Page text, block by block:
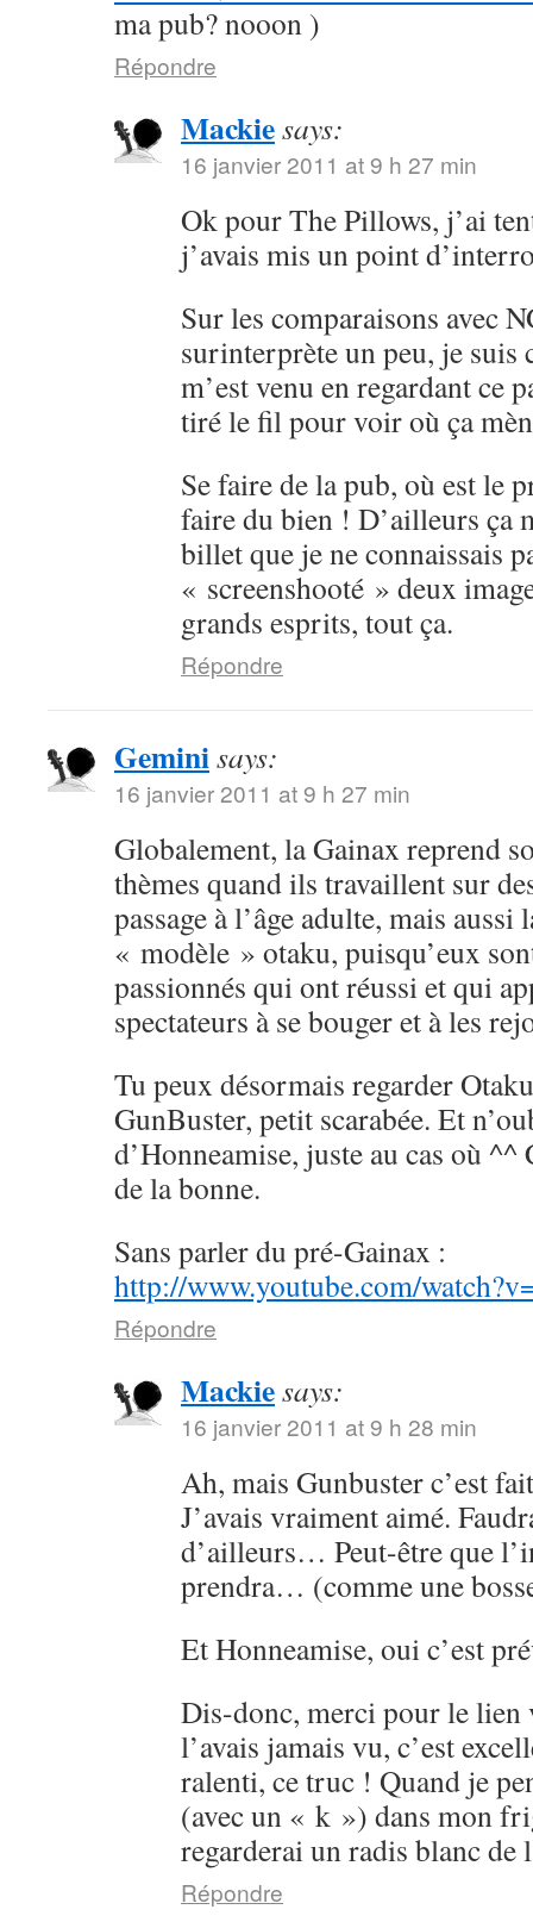
ma pub? nooon )
Répondre
Mackiesays:
16 janvier 2011 at 9 h 27 min
Ok pour The Pillows, j’ai
j’avais mis un point
Sur les comparaisons avec
surinterprète un peu, je suis
m’est venu en regardant ce
tiré le fil pour voir où ça
Se faire de la pub, où est le
faire du bien ! D’ailleurs ça
billet que je ne connaissais
« screenshooté » deux
grands esprits, tout ça.
Répondre
Geminisays:
16 janvier 2011 at 9 h 27 min
Globalement, la Gainax reprend
thèmes quand ils travaillent sur
passage à l’âge adulte, mais
« modèle » otaku, puisqu’eux
passionnés qui ont réussi et qui
spectateurs à se bouger et à les
Tu peux désormais regarder
GunBuster, petit scarabée. Et
d’Honneamise, juste au cas où ^^
de la bonne.
Sans parler du pré-Gainax :
http://www.youtube.com/
Répondre
Mackiesays:
16 janvier 2011 at 9 h 28 min
Ah, mais Gunbuster c’est
J’avais vraiment aimé.
d’ailleurs… Peut-être que
prendra… (comme une
Et Honneamise, oui c’est
Dis-donc, merci pour le lien
l’avais jamais vu, c’est
ralenti, ce truc ! Quand je
(avec un « k ») dans mon
regarderai un radis blanc
Répondre